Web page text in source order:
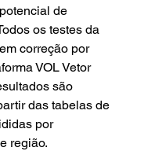
de
os testes da
correção por
VOL Vetor
são
das tabelas de
por
região.